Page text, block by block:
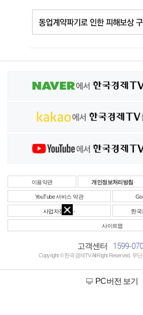
이용약관 개인정보처리방침
YouTube 서비스 약관
사업자정보 한국
사이트맵
고객센터 1599-
Copyright © 한국경제TV All Right Reserved. 무
PC버전 보기